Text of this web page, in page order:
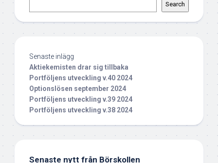
Search
Senaste inlägg
Aktiekemisten drar sig tillbaka
Portföljens utveckling v.40 2024
Optionslösen september 2024
Portföljens utveckling v.39 2024
Portföljens utveckling v.38 2024
Senaste nytt från Börskollen